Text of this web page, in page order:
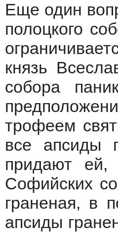
Еще один
полоцкого
князь
собора
трофеем
все апсиды
придают
Софийских
граненая, в
апсиды